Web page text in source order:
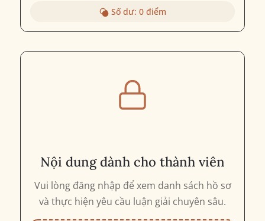
Số dư: 0điểm
Nội dung dành cho thành viên
Vui lòng đăng nhập để xem danh sách hồ sơ
và thực hiện yêu cầu luận giải chuyên sâu.